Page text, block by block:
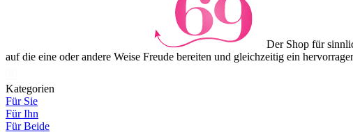
Der Shop für
auf die eine oder andere Weise Freude bereiten und gleichzeitig ein
Kategorien
Für Sie
Für Ihn
Für Beide